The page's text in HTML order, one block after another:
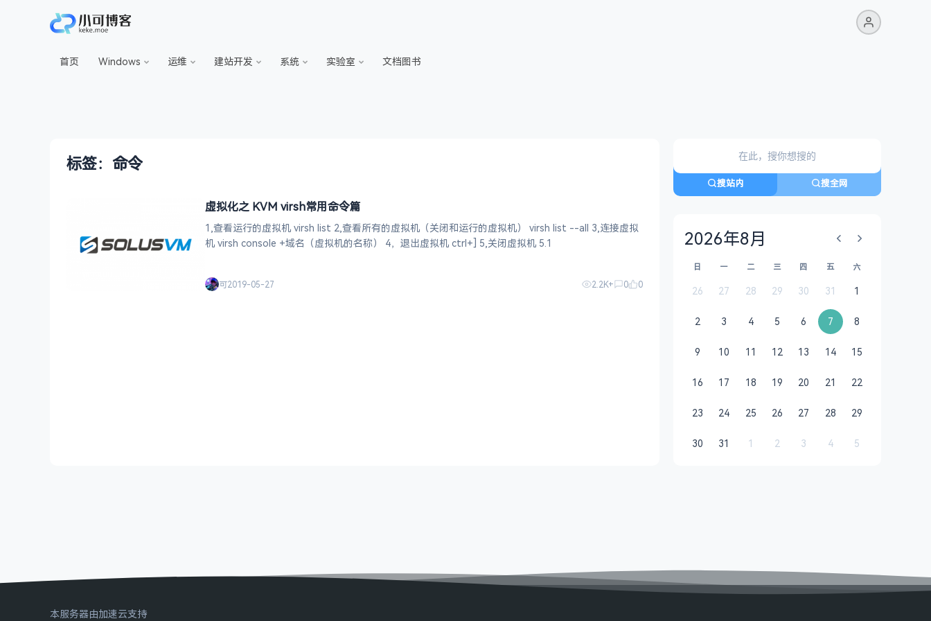
首页 Windows 运维 建站开发 系统 实验室 文档图书
标签：命令
虚拟化之 KVM virsh常用命令篇
1,查看运行的虚拟机 virsh list 2,查看所有的虚拟机（关闭和运行的虚拟机） virsh list --all 3,连接虚拟
机 virsh console +域名（虚拟机的名称） 4，退出虚拟机 ctrl+] 5,关闭虚拟机 5.1
可2019-05-27 2.2K+ 0 0
搜站内 搜全网
2026年8月
日 一 二 三 四 五 六
26 27 28 29 30 31 1
2 3 4 5 6 7 8
9 10 11 12 13 14 15
16 17 18 19 20 21 22
23 24 25 26 27 28 29
30 31 1 2 3 4 5
本服务器由加速云支持